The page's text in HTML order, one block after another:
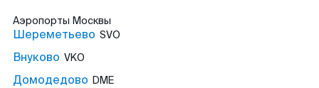
Аэропорты Москвы
Шереметьево SVO
Внуково VKO
Домодедово DME